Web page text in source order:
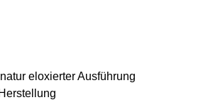
eloxierter Ausführung